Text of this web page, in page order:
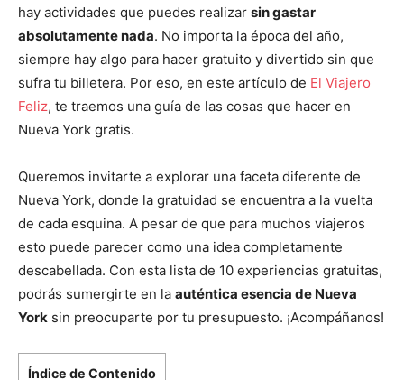
hay actividades que puedes realizar sin gastar
absolutamente nada. No importa la época del año,
siempre hay algo para hacer gratuito y divertido sin que
sufra tu billetera. Por eso, en este artículo de El Viajero
Feliz, te traemos una guía de las cosas que hacer en
Nueva York gratis.
Queremos invitarte a explorar una faceta diferente de
Nueva York, donde la gratuidad se encuentra a la vuelta
de cada esquina. A pesar de que para muchos viajeros
esto puede parecer como una idea completamente
descabellada. Con esta lista de 10 experiencias gratuitas,
podrás sumergirte en la auténtica esencia de Nueva
York sin preocuparte por tu presupuesto. ¡Acompáñanos!
Índice de Contenido